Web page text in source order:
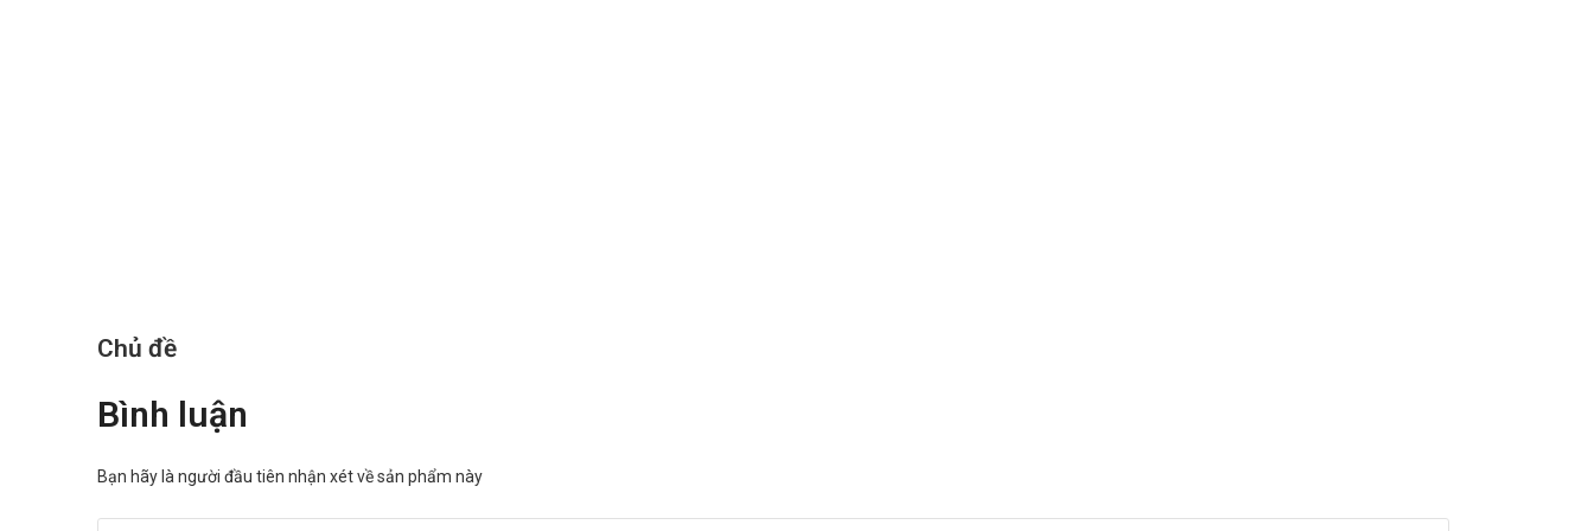
Chủ đề
Bình luận
Bạn hãy là người đầu tiên nhận xét về sản phẩm này